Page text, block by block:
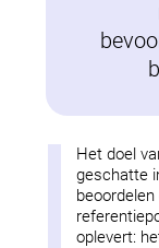
Het doel
geschatte
oplevert: